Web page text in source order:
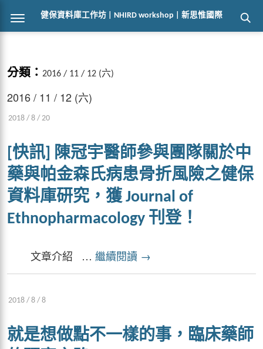
健保資料庫工作坊 | NHIRD workshop | 新思惟國際
分類： 2016 / 11 / 12 (六)
2016 / 11 / 12 (六)
2018 / 8 / 20
[快訊] 陳冠宇醫師參與團隊關於中
藥與帕金森氏病患骨折風險之健保
資料庫研究，獲 Journal of
Ethnopharmacology 刊登！
文章介紹 … 繼續閱讀 →
2018 / 8 / 8
就是想做點不一樣的事，臨床藥師